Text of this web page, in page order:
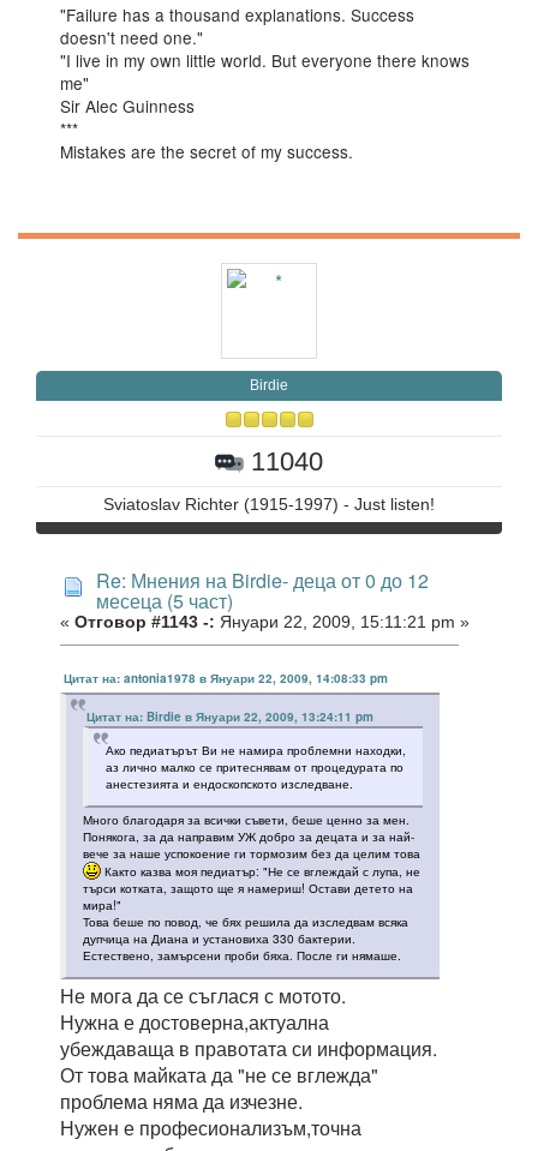
"Failure has a thousand explanations. Success
doesn't need one."
"I live in my own little world. But everyone there knows
me"
Sir Alec Guinness
***
Mistakes are the secret of my success.
Birdie
11040
Sviatoslav Richter (1915-1997) - Just listen!
Re: Мнения на Birdie- деца от 0 до 12
месеца (5 част)
« Отговор #1143 -: Януари 22, 2009, 15:11:21 pm »
Цитат на: antonia1978 в Януари 22, 2009, 14:08:33 pm
Цитат на: Birdie в Януари 22, 2009, 13:24:11 pm
Ако педиатърът Ви не намира проблемни находки,
аз лично малко се притеснявам от процедурата по
анестезията и ендоскопското изследване.
Много благодаря за всички съвети, беше ценно за мен.
Понякога, за да направим УЖ добро за децата и за най-
вече за наше успокоение ги тормозим без да целим това
Както казва моя педиатър: "Не се вглеждай с лупа, не
търси котката, защото ще я намериш! Остави детето на
мира!"
Това беше по повод, че бях решила да изследвам всяка
дупчица на Диана и установиха 330 бактерии.
Естествено, замърсени проби бяха. После ги нямаше.
Не мога да се съглася с мотото.
Нужна е достоверна,актуална
убеждаваща в правотата си информация.
От това майката да "не се вглежда"
проблема няма да изчезне.
Нужен е професионализъм,точна